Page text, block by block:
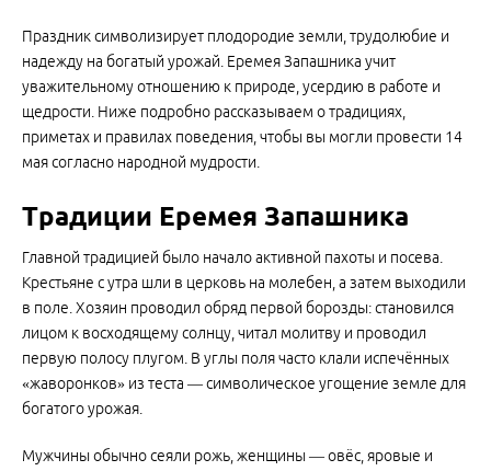
Праздник символизирует плодородие земли, трудолюбие и
надежду на богатый урожай. Еремея Запашника учит
уважительному отношению к природе, усердию в работе и
щедрости. Ниже подробно рассказываем о традициях,
приметах и правилах поведения, чтобы вы могли провести 14
мая согласно народной мудрости.
Традиции Еремея Запашника
Главной традицией было начало активной пахоты и посева.
Крестьяне с утра шли в церковь на молебен, а затем выходили
в поле. Хозяин проводил обряд первой борозды: становился
лицом к восходящему солнцу, читал молитву и проводил
первую полосу плугом. В углы поля часто клали испечённых
«жаворонков» из теста — символическое угощение земле для
богатого урожая.
Мужчины обычно сеяли рожь, женщины — овёс, яровые и